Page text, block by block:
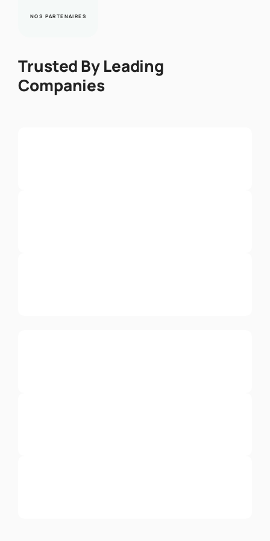
NOS PARTENAIRES
Trusted By Leading
Companies